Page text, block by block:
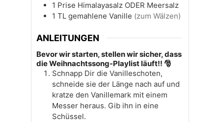
1 Prise Himalayasalz ODER Meersalz
1 TL gemahlene Vanille (zum Wälzen)
ANLEITUNGEN
Bevor wir starten, stellen wir sicher, dass
die Weihnachtssong-Playlist läuft!! 🎅
Schnapp Dir die Vanilleschoten,
schneide sie der Länge nach auf und
kratze den Vanillemark mit einem
Messer heraus. Gib ihn in eine
Schüssel.